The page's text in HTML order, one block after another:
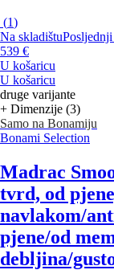
(1)
Na skladištu
539 €
U košaricu
U košaricu
druge varijante
+ Dimenzije (3)
Samo na Bonamiju
Bonami Selection
Madrac
tvrd, od
navlakom/
pjene/od
debljina/